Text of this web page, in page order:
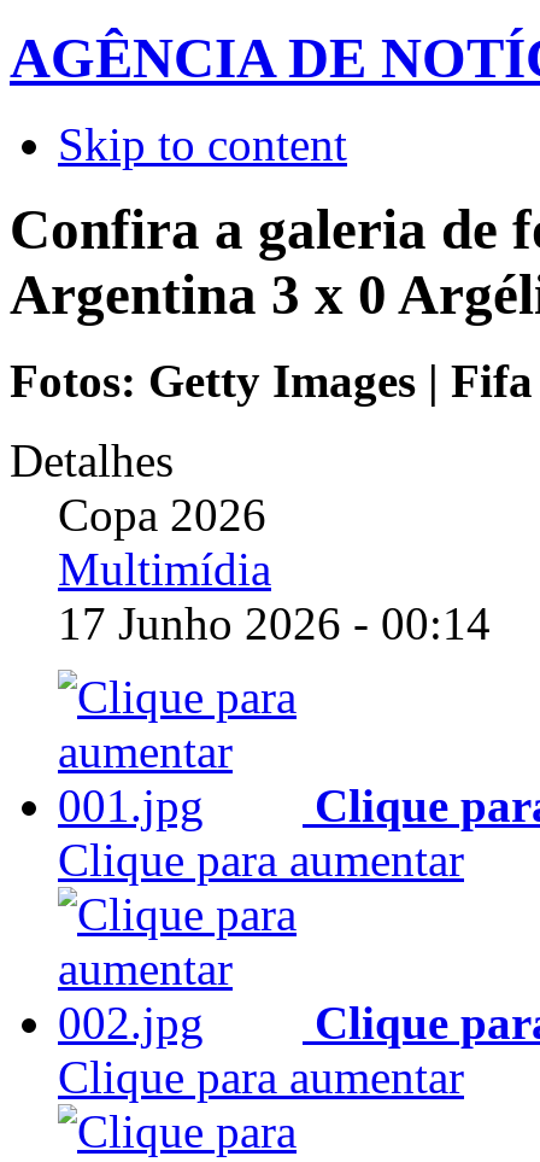
AGÊNCIA DE
Skip to content
Confira a galeria de
Argentina 3 x 0
Fotos: Getty Images | Fifa
Detalhes
Copa 2026
Multimídia
17 Junho 2026 - 00:14
Clique
Clique para aumentar
Clique
Clique para aumentar